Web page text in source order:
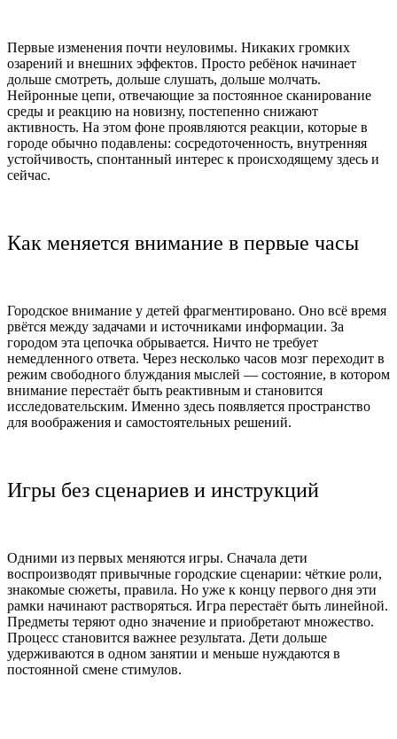
Первые изменения почти неуловимы. Никаких громких
озарений и внешних эффектов. Просто ребёнок начинает
дольше смотреть, дольше слушать, дольше молчать.
Нейронные цепи, отвечающие за постоянное сканирование
среды и реакцию на новизну, постепенно снижают
активность. На этом фоне проявляются реакции, которые в
городе обычно подавлены: сосредоточенность, внутренняя
устойчивость, спонтанный интерес к происходящему здесь и
сейчас.
Как меняется внимание в первые часы
Городское внимание у детей фрагментировано. Оно всё время
рвётся между задачами и источниками информации. За
городом эта цепочка обрывается. Ничто не требует
немедленного ответа. Через несколько часов мозг переходит в
режим свободного блуждания мыслей — состояние, в котором
внимание перестаёт быть реактивным и становится
исследовательским. Именно здесь появляется пространство
для воображения и самостоятельных решений.
Игры без сценариев и инструкций
Одними из первых меняются игры. Сначала дети
воспроизводят привычные городские сценарии: чёткие роли,
знакомые сюжеты, правила. Но уже к концу первого дня эти
рамки начинают растворяться. Игра перестаёт быть линейной.
Предметы теряют одно значение и приобретают множество.
Процесс становится важнее результата. Дети дольше
удерживаются в одном занятии и меньше нуждаются в
постоянной смене стимулов.